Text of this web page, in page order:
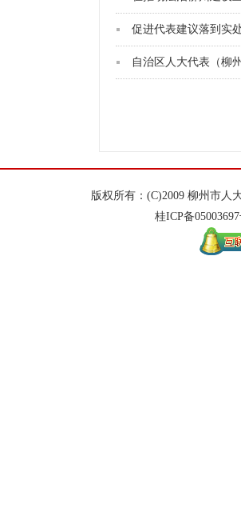
促进代表建议落到实
版权所有：(C)2009 柳州市人
桂ICP备